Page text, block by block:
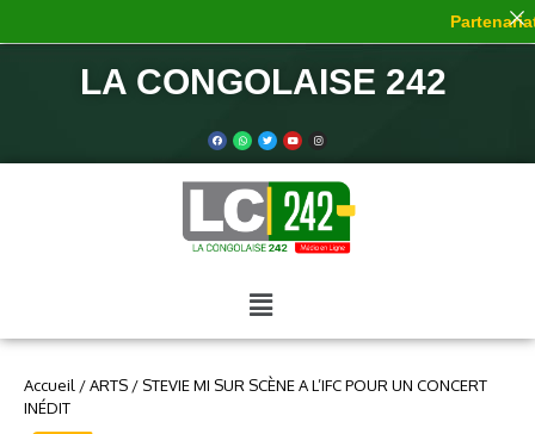
LA CONGOLAISE 242
Accueil /ARTS / STEVIE MI SUR SCÈNE A L’IFC POUR UN CONCERT
INÉDIT